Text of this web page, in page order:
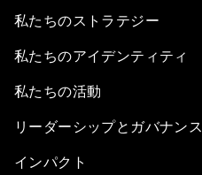
私たちのストラテジー
私たちのアイデンティティ
私たちの活動
リーダーシップとガバナンス
インパクト